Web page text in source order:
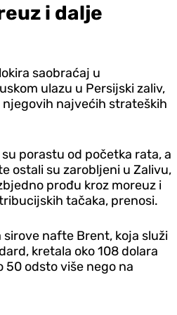
i dalje
saobraćaj u
ulazu u Persijski zaliv,
njegovih najvećih strateških
porastu od početka rata, a
ostali su zarobljeni u Zalivu,
prođu kroz moreuz i
tačaka, prenosi.
nafte Brent, koja služi
kretala oko 108 dolara
50 odsto više nego na